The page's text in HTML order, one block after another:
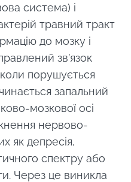
система) і
травний тракт
до мозку і
зв’язок
порушується
запальний
мозкової осі
нервово-
як депресія,
спектру або
Через це виникла